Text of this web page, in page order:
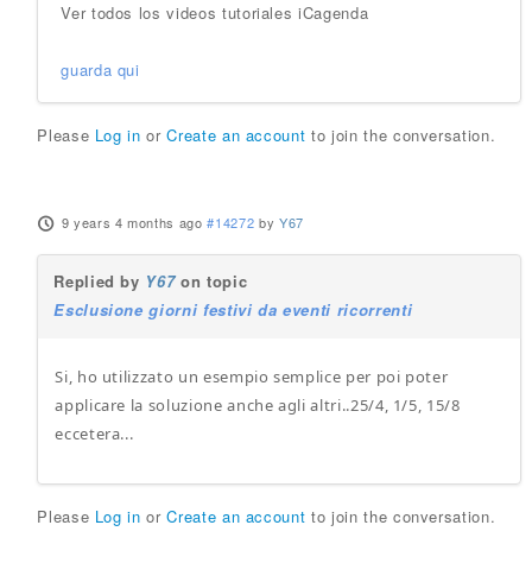
Ver todos los videos tutoriales iCagenda
guarda qui
Please Log in orCreate an account to join the conversation.
9 years 4 months ago #14272 by Y67
Replied by Y67on topic
Esclusione giorni festivi da eventi ricorrenti
Si, ho utilizzato un esempio semplice per poi poter
applicare la soluzione anche agli altri..25/4, 1/5, 15/8
eccetera...
Please Log in orCreate an account to join the conversation.